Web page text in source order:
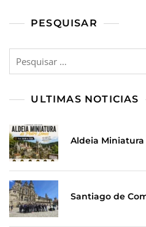
PESQUISAR
Pesquisar
ULTIMAS NOTICIAS
Aldeia
Santiago de